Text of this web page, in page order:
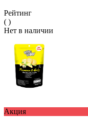
Рейтинг
( )
Нет в наличии
Акция